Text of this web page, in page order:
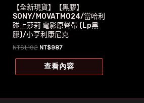
【全新現貨】【黑膠】
SONY/MOVATM024/當哈利
碰上莎莉 電影原聲帶 (Lp黑
膠)/小亨利康尼克
NT$1,192 原
價
格：
NT$987目
價
格：
查看內容